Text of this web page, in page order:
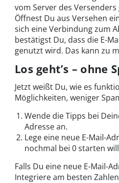
vom Server des
Öffnest Du aus Versehen
sich eine Verbindung zum
bestätigst Du, dass die E-
genutzt wird. Das kann zu
Los geht’s – ohne
Jetzt weißt Du, wie es
Möglichkeiten, weniger
Wende die Tipps bei
Adresse an.
Lege eine neue E-Mail-
nochmal bei 0 starten
Falls Du eine neue E-Mail-
Integriere am besten